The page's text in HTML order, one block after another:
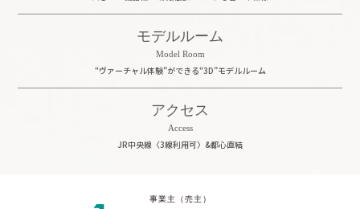
モデルルーム
Model Room
“ヴァーチャル体験”ができる“3D”モデルルーム
アクセス
Access
JR中央線〈3線利用可〉&都心直結
事業主（売主）